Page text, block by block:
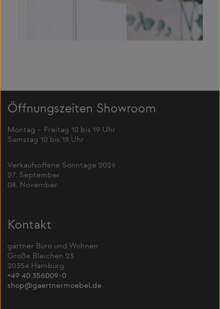
Öffnungszeiten Showroom
Montag – Freitag 10 bis 19 Uhr
Samstag 10 bis 18 Uhr
Verkaufsoffene Sonntage 2026
27. September
08. November
Kontakt
gärtner Büro und Wohnen
Große Bleichen 23
20354 Hamburg
+49 40 356009-0
shop@gaertnermoebel.de